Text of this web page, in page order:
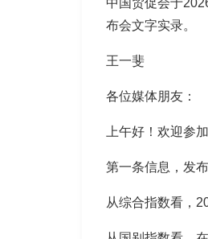
中国贸促会于
布会文字实录。
王一斐
各位媒体朋友：
上午好！欢迎参
第一条信息，发
从综合指数看，